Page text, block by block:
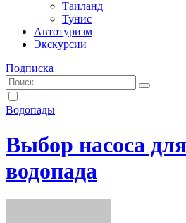
Таиланд
Тунис
Автотуризм
Экскурсии
Подписка
Водопады
Выбор насоса
водопада